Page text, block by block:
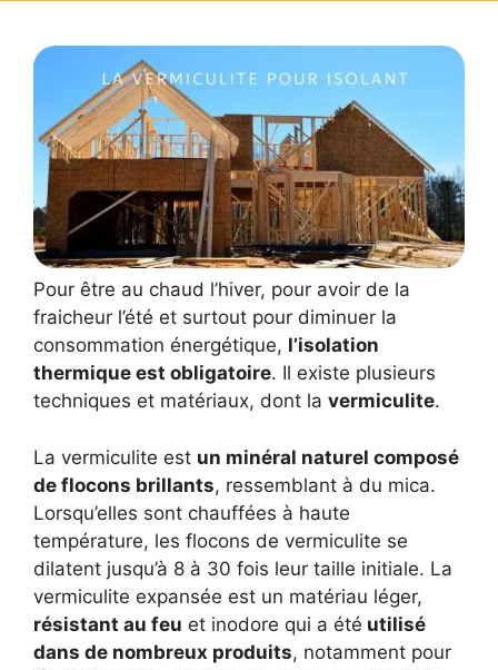
Pour être au chaud l’hiver, pour avoir de la
fraicheur l’été et surtout pour diminuer la
consommation énergétique, l’isolation
thermique est obligatoire. Il existe plusieurs
techniques et matériaux, dont la vermiculite.
La vermiculite est un minéral naturel composé
de flocons brillants, ressemblant à du mica.
Lorsqu’elles sont chauffées à haute
température, les flocons de vermiculite se
dilatent jusqu’à 8 à 30 fois leur taille initiale. La
vermiculite expansée est un matériau léger,
résistant au feu et inodore qui a été utilisé
dans de nombreux produits, notamment pour